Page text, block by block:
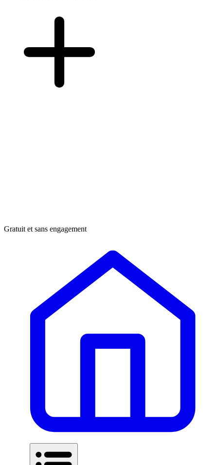
Gratuit et sans engagement